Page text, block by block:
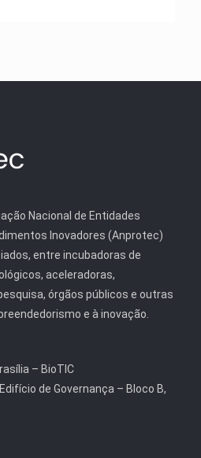
Nacional de Entidades
Inovadores (Anprotec)
entre incubadoras de
aceleradoras,
órgãos públicos e outras
e à inovação.
– BioTIC
de Governança – Bloco B,